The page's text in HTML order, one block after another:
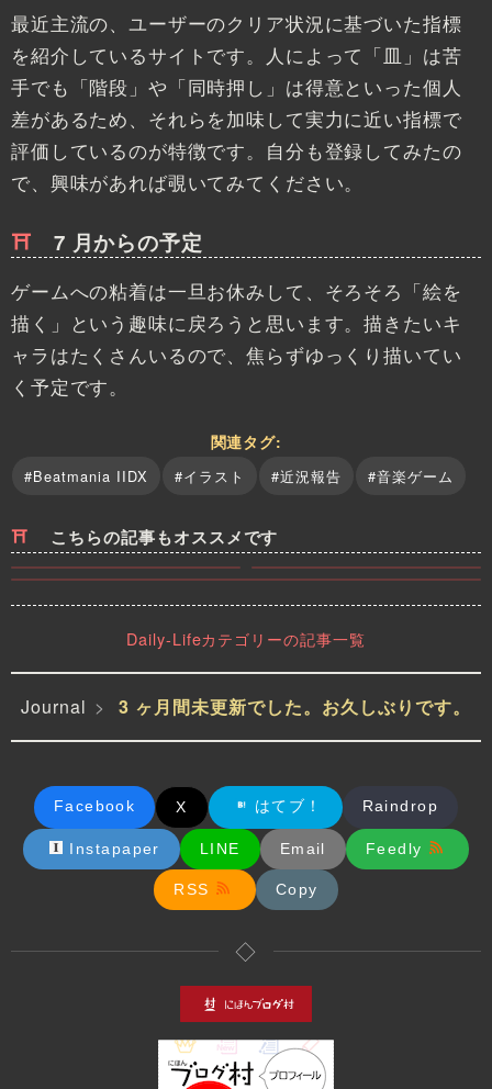
最近主流の、ユーザーのクリア状況に基づいた指標
を紹介しているサイトです。人によって「皿」は苦
手でも「階段」や「同時押し」は得意といった個人
差があるため、それらを加味して実力に近い指標で
評価しているのが特徴です。自分も登録してみたの
で、興味があれば覗いてみてください。
7 月からの予定
ゲームへの粘着は一旦お休みして、そろそろ「絵を
描く」という趣味に戻ろうと思います。描きたいキ
ャラはたくさんいるので、焦らずゆっくり描いてい
く予定です。
関連タグ:
#Beatmania IIDX
#イラスト #近況報告 #音楽ゲーム
こちらの記事もオススメです
クでSNSにイラスト投稿でき
Fav）機能をつくった」のです
が、今回は「Mastodonにも過
去絵...
2026-03-22
d-Jellyfish
見ていたら描きたくなりました
。...
2026-07-20
今作547クレジット死闘の末… Sparkle Shower 九段 をクリアで
「禊」のロングノーツが苦手過ぎて、一時は「もう九段は受けない」と
いうほど諦めていたのですが、ふとスタンダードを遊んでいた...
2026-03-27
Daily-Lifeカテゴリーの記事一覧
Journal 3 ヶ月間未更新でした。お久しぶりです。
Facebook X はてブ！ Raindrop
Instapaper LINE Email Feedly
RSS Copy
◇